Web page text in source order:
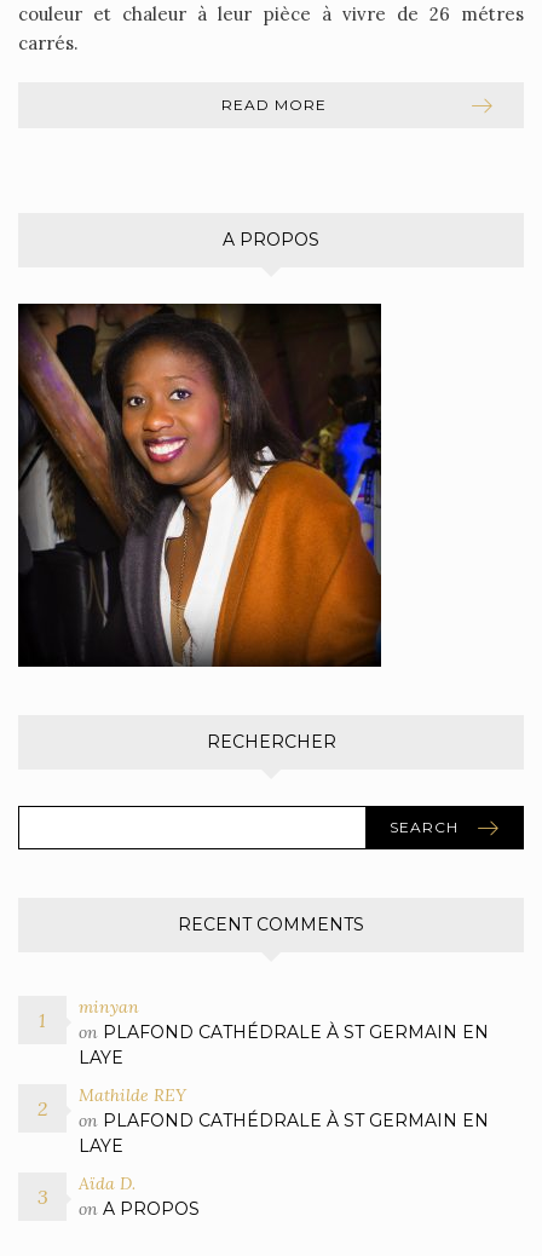
couleur et chaleur à leur pièce à vivre de 26 métres
carrés.
READ MORE
A PROPOS
RECHERCHER
SEARCH
RECENT COMMENTS
minyan
on PLAFOND CATHÉDRALE À ST GERMAIN EN
LAYE
Mathilde REY
on PLAFOND CATHÉDRALE À ST GERMAIN EN
LAYE
Aïda D.
on A PROPOS